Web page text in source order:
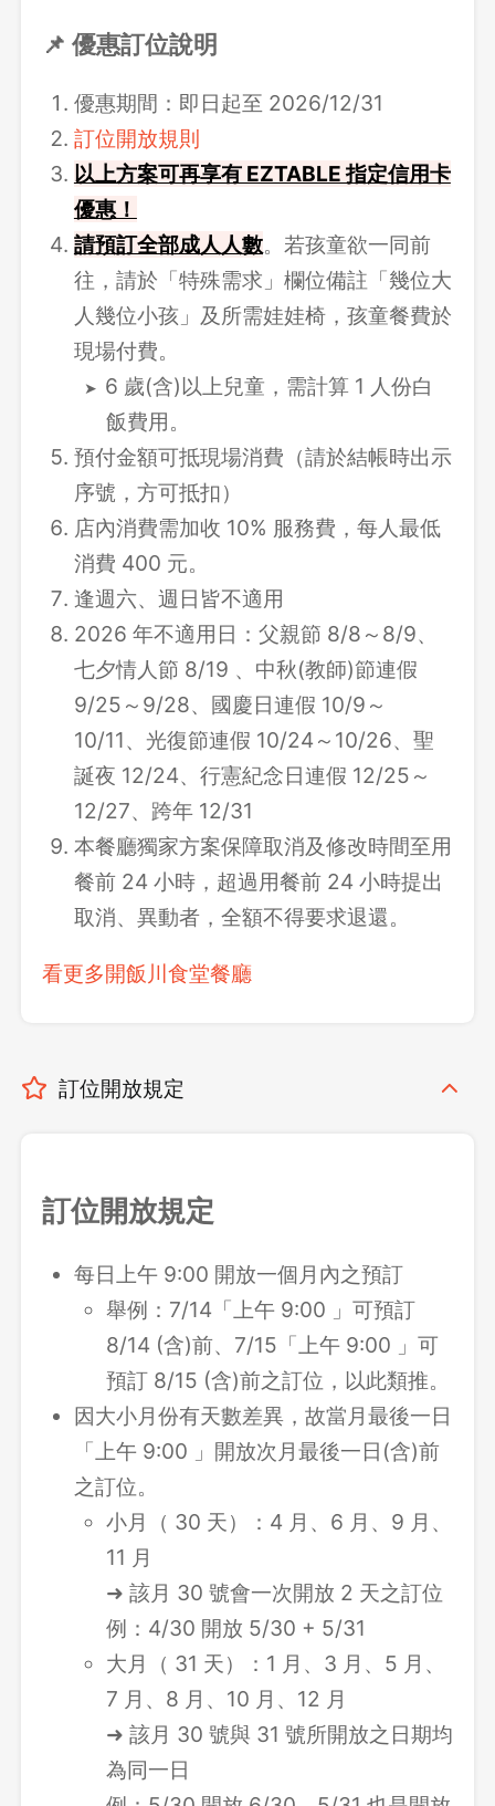
📌 優惠訂位說明
優惠期間：即日起至 2026/12/31
訂位開放規則
以上方案可再享有 EZTABLE 指定信用卡
優惠！
請預訂全部成人人數。若孩童欲一同前
往，請於「特殊需求」欄位備註「幾位大
人幾位小孩」及所需娃娃椅，孩童餐費於
現場付費。
6 歲(含)以上兒童，需計算 1 人份白
飯費用。
預付金額可抵現場消費（請於結帳時出示
序號，方可抵扣）
店內消費需加收 10% 服務費，每人最低
消費 400 元。
逢週六、週日皆不適用
2026 年不適用日：父親節 8/8～8/9、
七夕情人節 8/19 、中秋(教師)節連假
9/25～9/28、國慶日連假 10/9～
10/11、光復節連假 10/24～10/26、聖
誕夜 12/24、行憲紀念日連假 12/25～
12/27、跨年 12/31
本餐廳獨家方案保障取消及修改時間至用
餐前 24 小時，超過用餐前 24 小時提出
取消、異動者，全額不得要求退還。
看更多開飯川食堂餐廳
訂位開放規定
訂位開放規定
每日上午 9:00 開放一個月內之預訂
舉例：7/14「上午 9:00 」可預訂
8/14 (含)前、7/15「上午 9:00 」可
預訂 8/15 (含)前之訂位，以此類推。
因大小月份有天數差異，故當月最後一日
「上午 9:00 」開放次月最後一日(含)前
之訂位。
小月（ 30 天）：4 月、6 月、9 月、
11 月
➜ 該月 30 號會一次開放 2 天之訂位
例：4/30 開放 5/30 + 5/31
大月（ 31 天）：1 月、3 月、5 月、
7 月、8 月、10 月、12 月
➜ 該月 30 號與 31 號所開放之日期均
為同一日